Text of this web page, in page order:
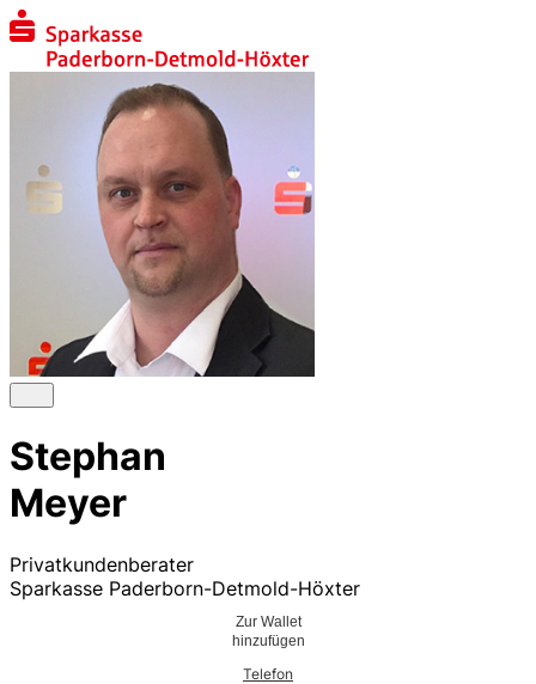
Stephan
Meyer
Privatkundenberater
Sparkasse Paderborn-Detmold-Höxter
Zur Wallet
hinzufügen
Telefon